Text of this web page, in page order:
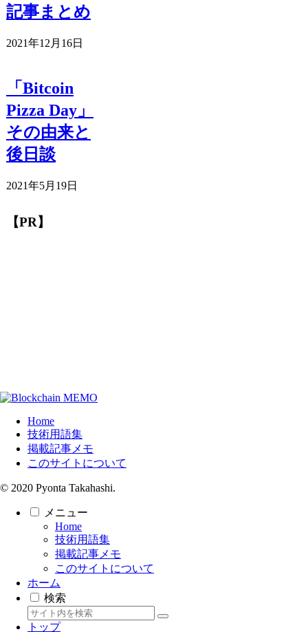
記事まとめ
2021年12月16日
「Bitcoin
Pizza Day」
その由来と
後日談
2021年5月19日
【PR】
Home
技術用語集
掲載記事メモ
このサイトについて
© 2020 Pyonta Takahashi.
メニュー
Home
技術用語集
掲載記事メモ
このサイトについて
ホーム
検索
トップ